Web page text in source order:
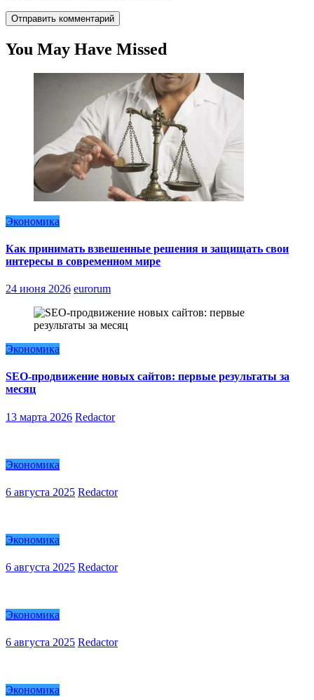
You May Have Missed
Экономика
Как принимать взвешенные решения и защищать свои
интересы в современном мире
24 июня 2026 eurorum
Экономика
SEO-продвижение новых сайтов: первые результаты за
месяц
13 марта 2026 Redactor
Экономика
6 августа 2025 Redactor
Экономика
6 августа 2025 Redactor
Экономика
6 августа 2025 Redactor
Экономика